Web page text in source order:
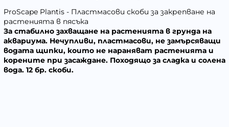
ProScape Plantis - Пластмасови скоби за закрепване на
растенията в пясъка
За стабилно захващане на растенията в грунда на
аквариума. Нечупливи, пластмасови, не замърсяващи
водата щипки, които не нараняват растенията и
корените при засаждане. Походящо за сладка и солена
вода. 12 бр. скоби.